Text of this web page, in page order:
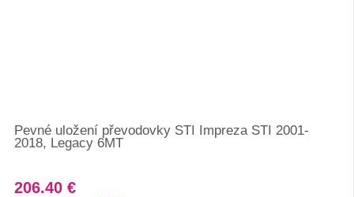
Pevné uložení převodovky STI Impreza STI 2001-
2018, Legacy 6MT
206.40 €